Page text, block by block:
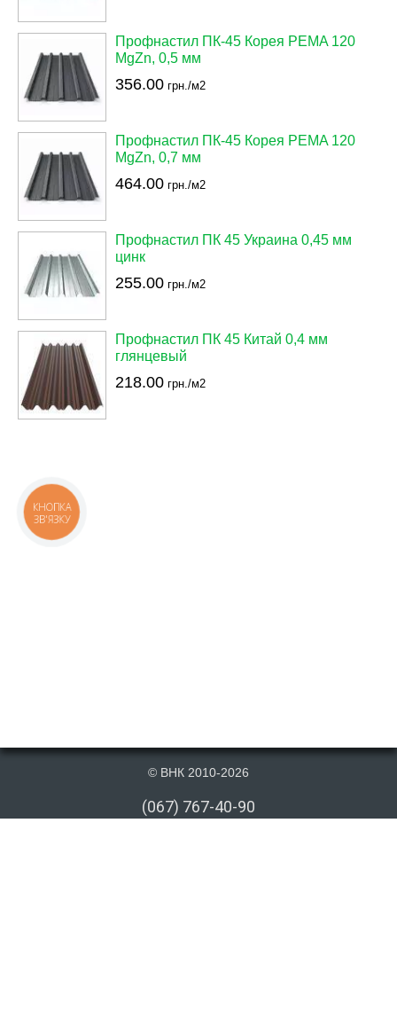
Профнастил ПК-45 Корея PEMA 120
MgZn, 0,5 мм
356.00 грн./м2
Профнастил ПК-45 Корея PEMA 120
MgZn, 0,7 мм
464.00 грн./м2
Профнастил ПК 45 Украина 0,45 мм
цинк
255.00 грн./м2
Профнастил ПК 45 Китай 0,4 мм
глянцевый
218.00 грн./м2
© ВНК 2010-2026
(067) 767-40-90
КНОПКА
ЗВ'ЯЗКУ